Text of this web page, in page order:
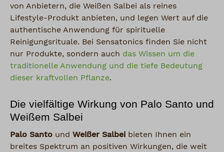
von Anbietern, die Weißen Salbei als reines
Lifestyle-Produkt anbieten, und legen Wert auf die
authentische Anwendung für spirituelle
Reinigungsrituale. Bei Sensatonics finden Sie nicht
nur Produkte, sondern auch das Wissen um die
traditionelle Anwendung und die tiefe Bedeutung
dieser kraftvollen Pflanze.
Die vielfältige Wirkung von Palo Santo und
Weißem Salbei
Palo Santo und Weißer Salbei bieten Ihnen ein
breites Spektrum an positiven Wirkungen, die weit